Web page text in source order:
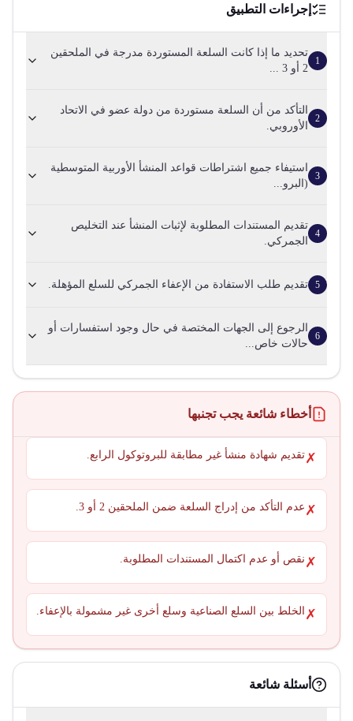
إجراءات التطبيق
1
تحديد ما إذا كانت السلعة المستوردة مدرجة في الملحقين
2 أو 3 ...
2
التأكد من أن السلعة مستوردة من دولة عضو في الاتحاد
الأوروبي.
3
استيفاء جميع اشتراطات قواعد المنشأ الأوربية المتوسطية
(البرو...
4
تقديم المستندات المطلوبة لإثبات المنشأ عند التخليص
الجمركي.
5 تقديم طلب الاستفادة من الإعفاء الجمركي للسلع المؤهلة.
6
الرجوع إلى الجهات المختصة في حال وجود استفسارات أو
حالات خاص...
أخطاء شائعة يجب تجنبها
✗تقديم شهادة منشأ غير مطابقة للبروتوكول الرابع.
✗ عدم التأكد من إدراج السلعة ضمن الملحقين 2 أو 3.
✗ نقص أو عدم اكتمال المستندات المطلوبة.
✗ الخلط بين السلع الصناعية وسلع أخرى غير مشمولة بالإعفاء.
أسئلة شائعة